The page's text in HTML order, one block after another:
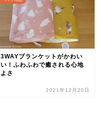
3WAYブランケットがかわい
い！ふわふわで癒される心地
よさ
2021年12月20日